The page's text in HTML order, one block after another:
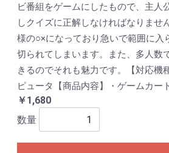
ビ番組をゲームにしたもので、主人
しクイズに正解しなければなりませ
様の○×になっており急いで範囲に入
切られてしまいます。また、多人数
きるのでそれも魅力です。【対応機
ピュータ【商品内容】・ゲームカ
￥1,680
数量